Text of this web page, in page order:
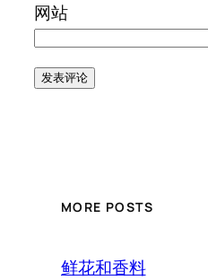
网站
MORE POSTS
鲜花和香料